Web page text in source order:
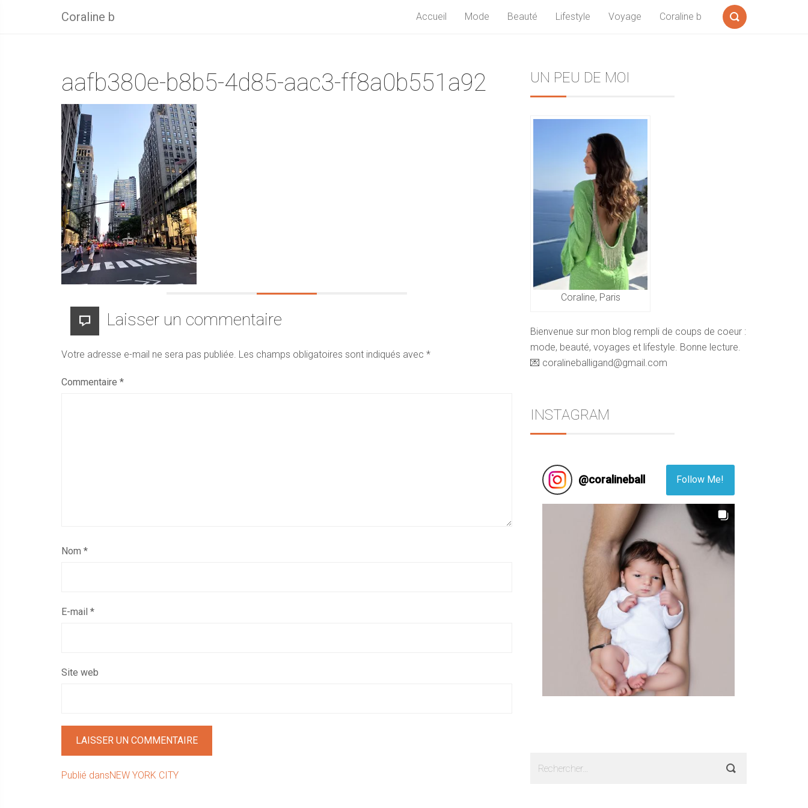
Coraline b Accueil Mode Beauté Lifestyle Voyage Coraline b
aafb380e-b8b5-4d85-aac3-ff8a0b551a92
Laisser un commentaire
Votre adresse e-mail ne sera pas publiée. Les champs obligatoires sont indiqués avec *
Commentaire *
Nom *
E-mail *
Site web
Navigation
Publié dansNEW YORK CITY
Sidebar
UN PEU DE MOI
Coraline, Paris
Bienvenue sur mon blog rempli de coups de coeur :
mode, beauté, voyages et lifestyle. Bonne lecture.
💌 coralineballigand@gmail.com
INSTAGRAM
@coralineball Follow Me!